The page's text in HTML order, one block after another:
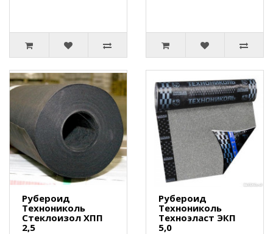
Рубероид
Технониколь
Стеклоизол ХПП
2,5
Рубероид
Технониколь
Техноэласт ЭКП
5,0